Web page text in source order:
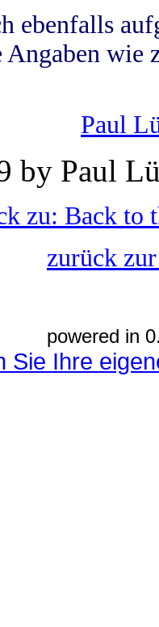
ebenfalls
wie
Paul
by Paul
zu: Back to
zurück
powered in
Sie Ihre